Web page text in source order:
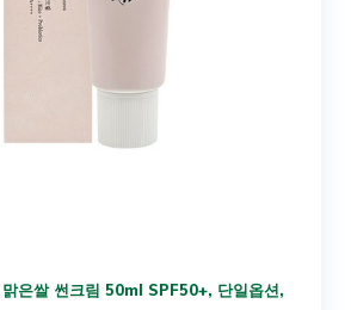
은쌀 썬크림 50ml SPF50+, 단일옵션,